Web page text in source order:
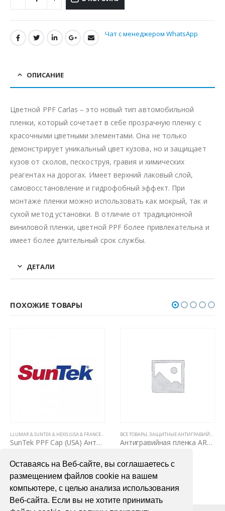
Оставаясь на Веб-сайте, вы соглашаетесь с
размещением файлов cookie на вашем
компьютере, с целью анализа использования
Веб-сайта. Если вы не хотите принимать
Чат с менеджером WhatsApp
ОПИСАНИЕ
Цветной PPF Carlas – это новый тип автомобильной
пленки, который сочетает в себе прозрачную пленку с
красочными цветными элементами. Она не только
демонстрирует уникальный цвет кузова, но и защищает
кузов от сколов, пескоструя, гравия и химических
реагентах на дорогах. Имеет верхний лаковый слой,
самовосстановление и гидрофобный эффект. При
монтаже пленки можно использовать как мокрый, так и
сухой метод установки. В отличие от традиционной
виниловой пленки, цветной PPF более привлекательна и
имеет более длительный срок службы.
ДЕТАЛИ
ПОХОЖИЕ ТОВАРЫ
ПОЛИУРЕТАНОВЫЕ ПЛЕНКИ PPF (5 ЛЕТ, НЕ ВИДНЫ НА КУЗОВЕ)ПОЛИУРЕТАНОВЫЕ ПЛЕНКИ PPF (5 ЛЕТ, НЕ
ВСЕ ТОВАРЫ,ЗАЩИТНЫЕ АНТИГРАВИЙНЫЕ
SunTek PPF Cap (USA) Антигравийная пленка 1,52м х 1м
В КОРЗИНУ
ВСЕ ТОВАРЫ ЗАЩИТНЫЕ АНТИГРАВИЙНЫЕ ПЛЕНКИ ДЛЯ АВТОМОБИЛЯ
Антигравийная пленка ARMOTEK PPF Film 1,52м
В КОРЗИНУ